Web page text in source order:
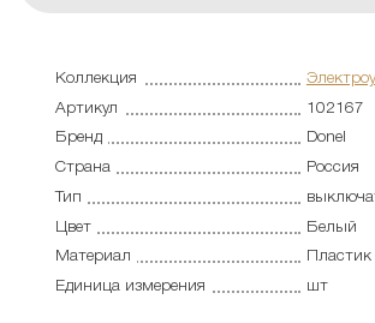
Коллекция
Артикул
102167
Бренд
Donel
Страна
Россия
Тип
Цвет
Белый
Материал
Пластик
Единица измерения
шт